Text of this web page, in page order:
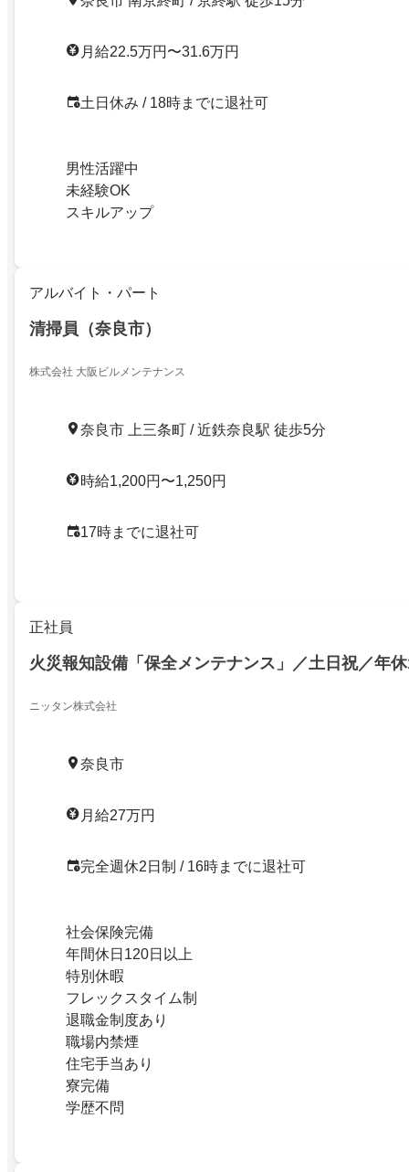
月給22.5万円〜31.6万円
土日休み / 18時までに退社可
男性活躍中
未経験OK
スキルアップ
アルバイト・パート
清掃員（奈良市）
株式会社 大阪ビルメンテナンス
奈良市 上三条町 / 近鉄奈良駅 徒歩5分
時給1,200円〜1,250円
17時までに退社可
正社員
火災報知設備「保全メンテナンス」／土日祝／年
ニッタン株式会社
奈良市
月給27万円
完全週休2日制 / 16時までに退社可
社会保険完備
年間休日120日以上
特別休暇
フレックスタイム制
退職金制度あり
職場内禁煙
住宅手当あり
寮完備
学歴不問